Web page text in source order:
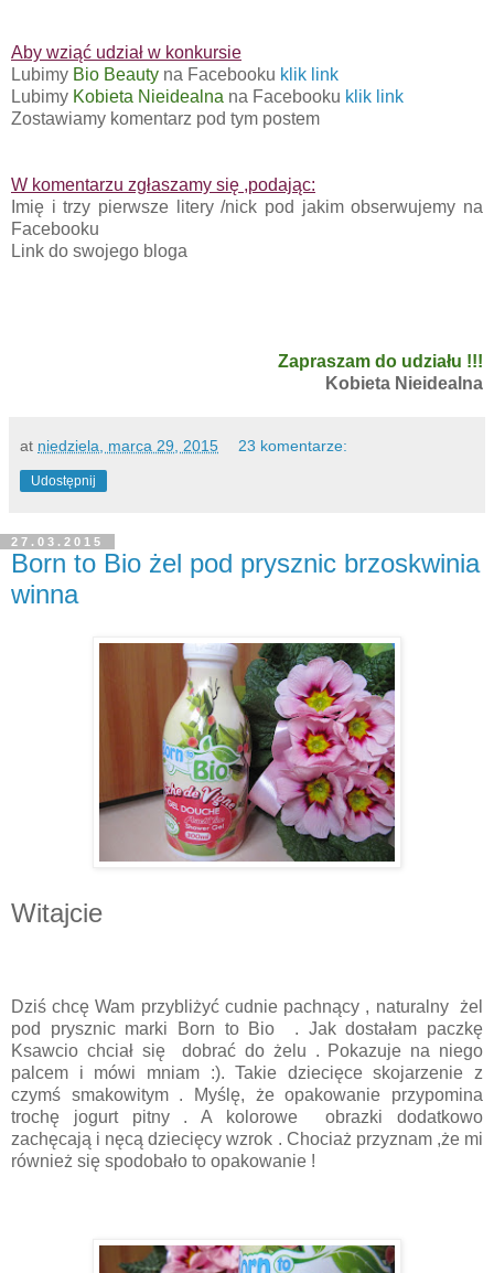
Aby wziąć udział w konkursie
Lubimy Bio Beauty na Facebooku klik link
Lubimy Kobieta Nieidealna na Facebooku klik link
Zostawiamy komentarz pod tym postem
W komentarzu zgłaszamy się ,podając:
Imię i trzy pierwsze litery /nick pod jakim obserwujemy na
Facebooku
Link do swojego bloga
Zapraszam do udziału !!!
Kobieta Nieidealna
at niedziela, marca 29, 2015 23 komentarze:
Udostępnij
27.03.2015
Born to Bio żel pod prysznic brzoskwinia
winna
Witajcie
Dziś chcę Wam przybliżyć cudnie pachnący , naturalny żel
pod prysznic marki Born to Bio . Jak dostałam paczkę
Ksawcio chciał się dobrać do żelu . Pokazuje na niego
palcem i mówi mniam :). Takie dziecięce skojarzenie z
czymś smakowitym . Myślę, że opakowanie przypomina
trochę jogurt pitny . A kolorowe obrazki dodatkowo
zachęcają i nęcą dziecięcy wzrok . Chociaż przyznam ,że mi
również się spodobało to opakowanie !